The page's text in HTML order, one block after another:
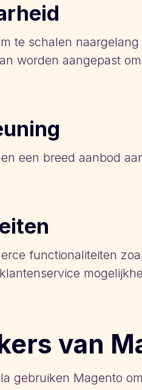
te schalen
worden aangepast
een breed aanbod
functionaliteiten
van
gebruiken Magento